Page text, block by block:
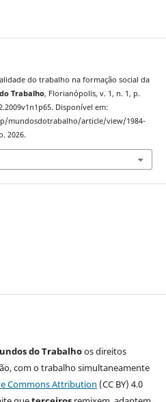
do trabalho na formação social da
Trabalho, Florianópolis, v. 1, n. 1, p.
Disponível em:
mundosdotrabalho/article/view/1984-
2026.
do Trabalhoos direitos
com o trabalho simultaneamente
Commons Attribution (CC BY) 4.0